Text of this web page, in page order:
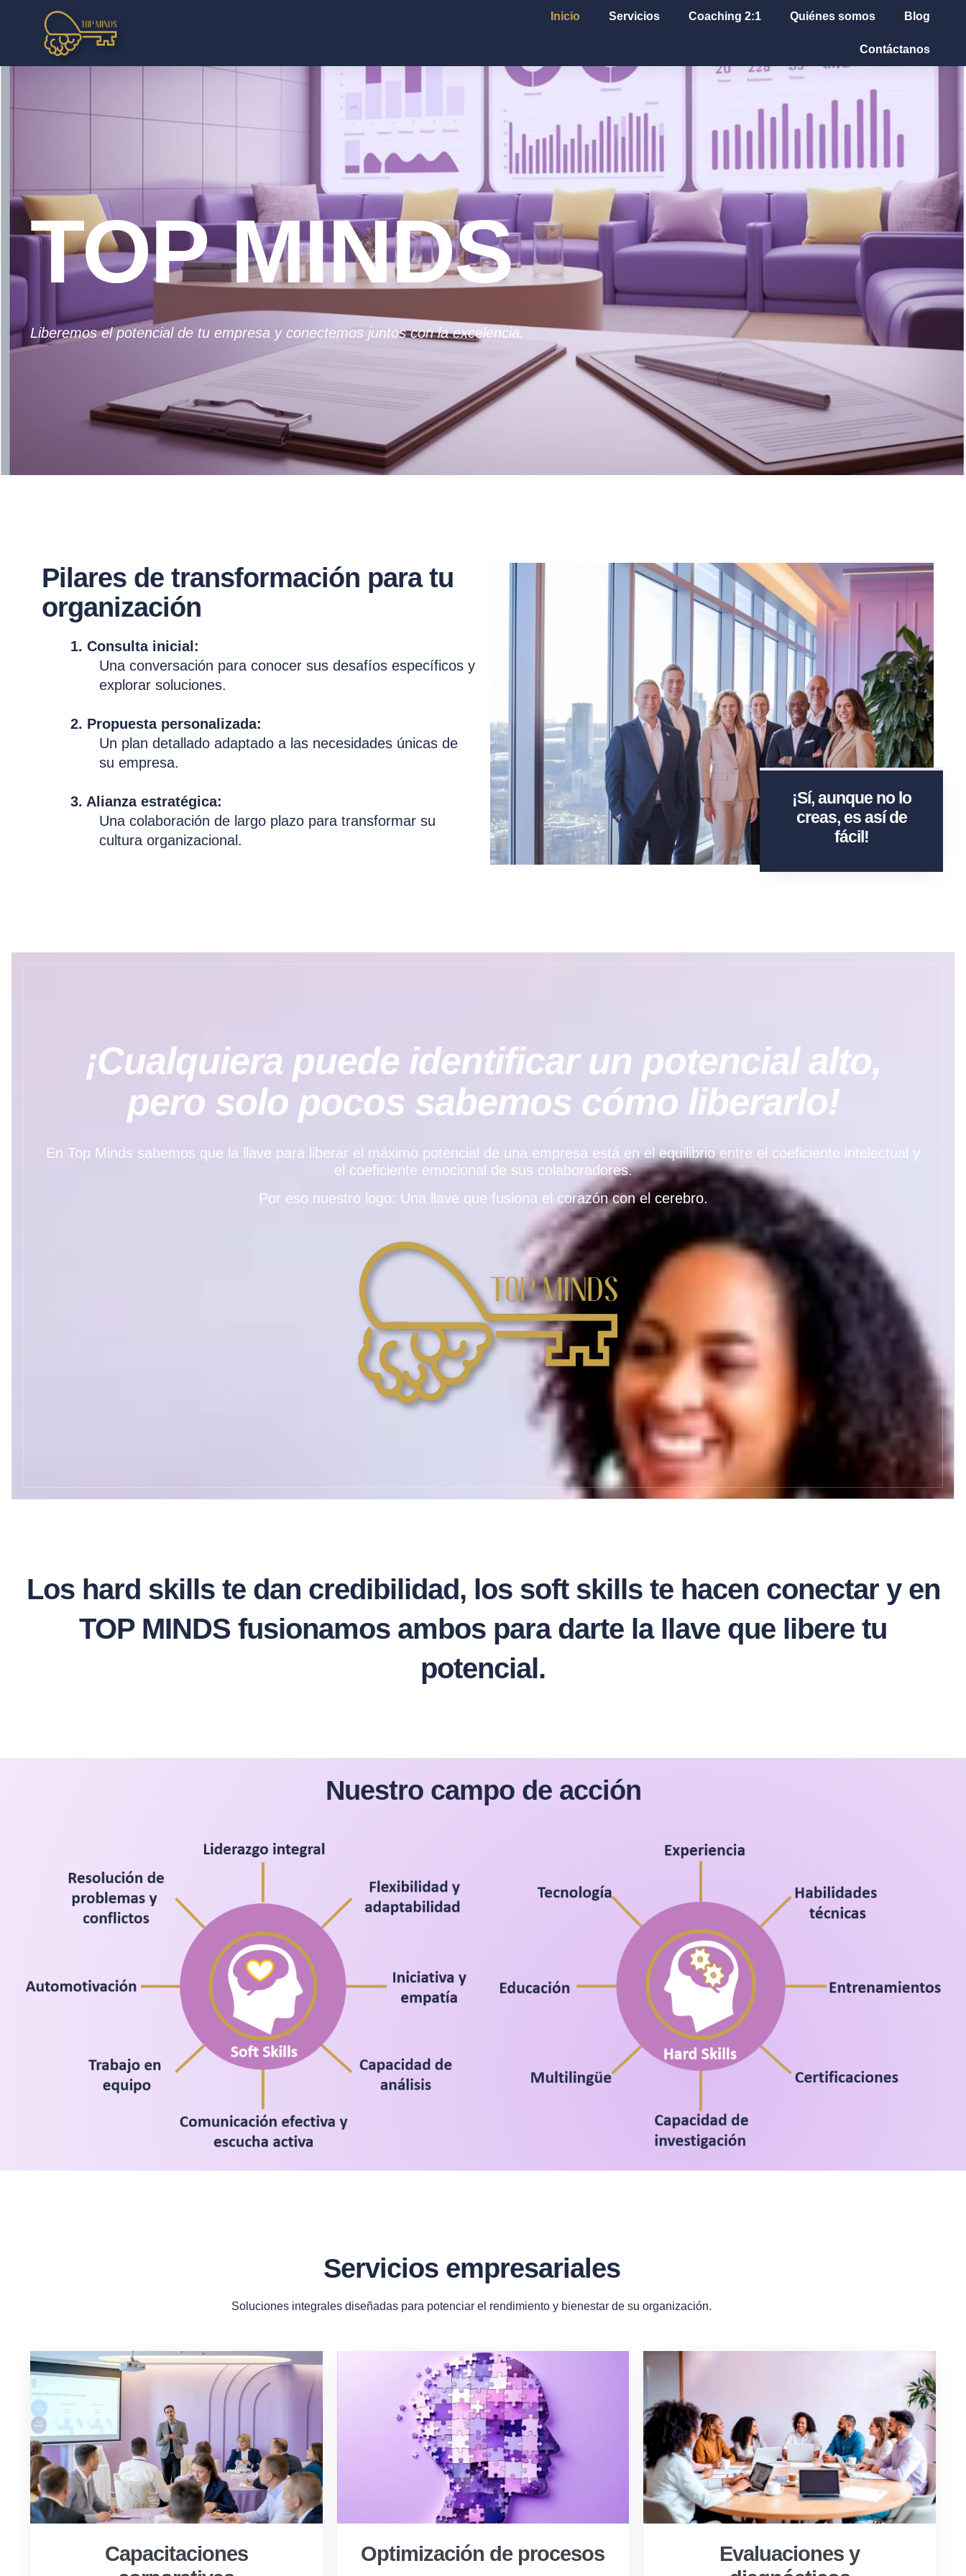
Inicio Servicios Coaching 2:1 Quiénes somos Blog
Contáctanos
TOP MINDS
Liberemos el potencial de tu empresa y conectemos juntos con la excelencia.
Pilares de transformación para tu
organización
1. Consulta inicial:
Una conversación para conocer sus desafíos específicos y
explorar soluciones.
2. Propuesta personalizada:
Un plan detallado adaptado a las necesidades únicas de
su empresa.
3. Alianza estratégica:
Una colaboración de largo plazo para transformar su
cultura organizacional.
¡Sí, aunque no lo
creas, es así de
fácil!
¡Cualquiera puede identificar un potencial alto,
pero solo pocos sabemos cómo liberarlo!
En Top Minds sabemos que la llave para liberar el máximo potencial de una empresa está en el equilibrio entre el coeficiente intelectual y
el coeficiente emocional de sus colaboradores.
Por eso nuestro logo: Una llave que fusiona el corazón con el cerebro.
Los hard skills te dan credibilidad, los soft skills te hacen conectar y en
TOP MINDS fusionamos ambos para darte la llave que libere tu
potencial.
Nuestro campo de acción
Servicios empresariales
Soluciones integrales diseñadas para potenciar el rendimiento y bienestar de su organización.
Capacitaciones
Optimización de procesos
Evaluaciones y